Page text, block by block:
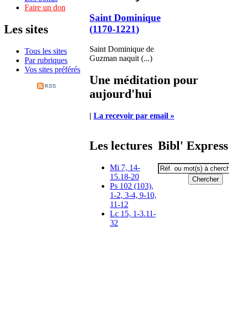
Faire un don
Les sites
Tous les sites
Par rubriques
Vos sites préférés
Saint Dominique
(1170-1221)
Saint Dominique de
Guzman naquit (...)
Une méditation pour
aujourd'hui
| La recevoir par email »
Les lectures
Mi 7, 14-
15.18-20
Ps 102 (103),
1-2, 3-4, 9-10,
11-12
Lc 15, 1-3.11-
32
Bibl' Express